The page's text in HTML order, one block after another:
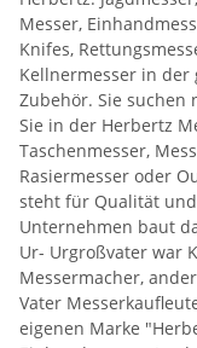
Messer,
Knifes,
Kellnermesser in
Zubehör. Sie suchen
Sie in der Herbertz
Taschenmesser,
Rasiermesser oder
steht für Qualität
Unternehmen baut
Ur- Urgroßvater war
Messermacher,
Vater
eigenen Marke